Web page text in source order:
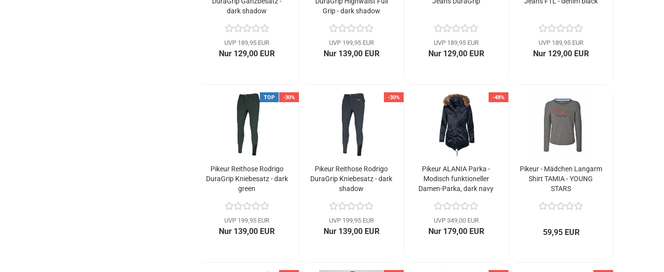
dark shadow
UVP 189,95 EUR
Nur 129,00 EUR
Grip - dark shadow
UVP 199,95 EUR
Nur 139,00 EUR
UVP 189,95 EUR
Nur 129,00 EUR
UVP 189,95 EUR
Nur 129,00 EUR
TOP -30%
Pikeur Reithose Rodrigo
DuraGrip Kniebesatz - dark
green
UVP 199,95 EUR
Nur 139,00 EUR
-30%
Pikeur Reithose Rodrigo
DuraGrip Kniebesatz - dark
shadow
UVP 199,95 EUR
Nur 139,00 EUR
-48%
Pikeur ALANIA Parka -
Modisch funktioneller
Damen-Parka, dark navy
UVP 349,00 EUR
Nur 179,00 EUR
Pikeur - Mädchen Langarm
Shirt TAMIA - YOUNG
STARS
59,95 EUR